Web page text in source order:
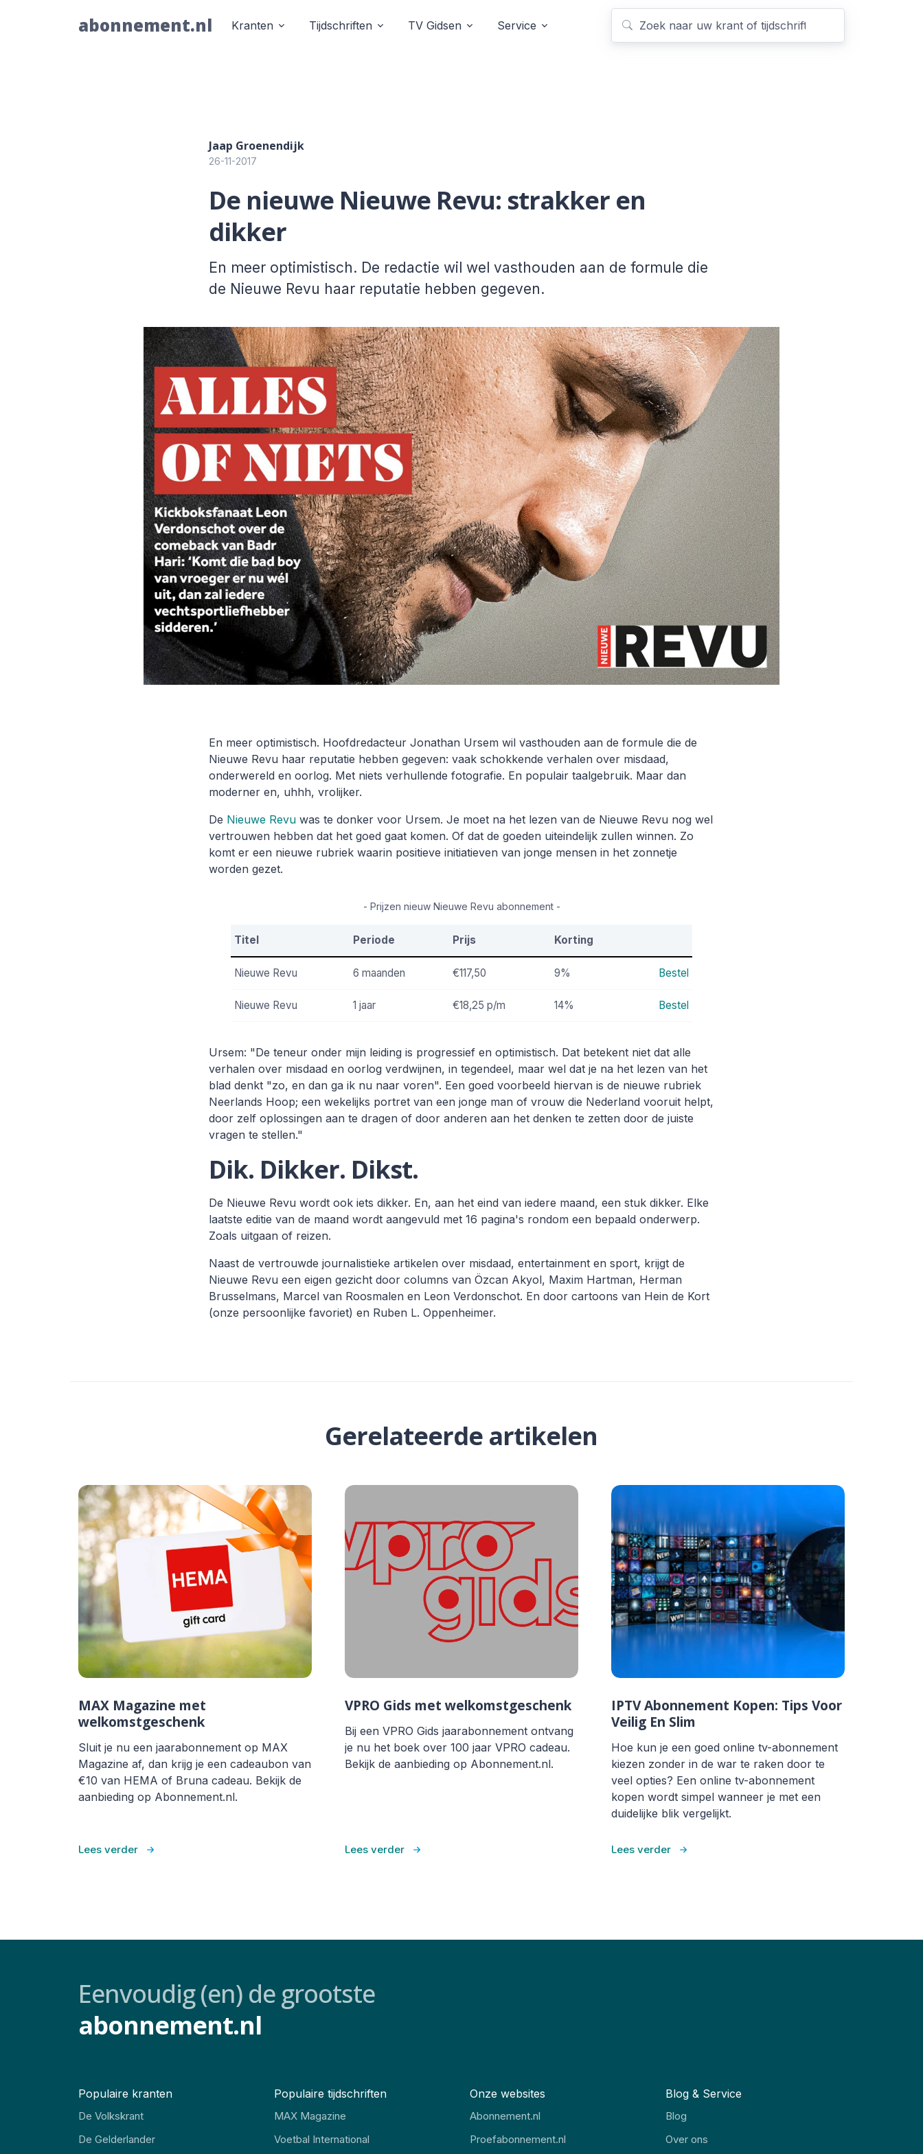
abonnement.nl Kranten Tijdschriften TV Gidsen Service
Jaap Groenendijk
26-11-2017
De nieuwe Nieuwe Revu: strakker en
dikker
En meer optimistisch. De redactie wil wel vasthouden aan de formule die
de Nieuwe Revu haar reputatie hebben gegeven.
En meer optimistisch. Hoofdredacteur Jonathan Ursem wil vasthouden aan de formule die de
Nieuwe Revu haar reputatie hebben gegeven: vaak schokkende verhalen over misdaad,
onderwereld en oorlog. Met niets verhullende fotografie. En populair taalgebruik. Maar dan
moderner en, uhhh, vrolijker.
De Nieuwe Revu was te donker voor Ursem. Je moet na het lezen van de Nieuwe Revu nog wel
vertrouwen hebben dat het goed gaat komen. Of dat de goeden uiteindelijk zullen winnen. Zo
komt er een nieuwe rubriek waarin positieve initiatieven van jonge mensen in het zonnetje
worden gezet.
- Prijzen nieuw Nieuwe Revu abonnement -
Titel Periode Prijs Korting
Nieuwe Revu 6 maanden €117,50 9% Bestel
Nieuwe Revu 1 jaar €18,25 p/m 14% Bestel
Ursem: "De teneur onder mijn leiding is progressief en optimistisch. Dat betekent niet dat alle
verhalen over misdaad en oorlog verdwijnen, in tegendeel, maar wel dat je na het lezen van het
blad denkt "zo, en dan ga ik nu naar voren". Een goed voorbeeld hiervan is de nieuwe rubriek
Neerlands Hoop; een wekelijks portret van een jonge man of vrouw die Nederland vooruit helpt,
door zelf oplossingen aan te dragen of door anderen aan het denken te zetten door de juiste
vragen te stellen."
Dik. Dikker. Dikst.
De Nieuwe Revu wordt ook iets dikker. En, aan het eind van iedere maand, een stuk dikker. Elke
laatste editie van de maand wordt aangevuld met 16 pagina's rondom een bepaald onderwerp.
Zoals uitgaan of reizen.
Naast de vertrouwde journalistieke artikelen over misdaad, entertainment en sport, krijgt de
Nieuwe Revu een eigen gezicht door columns van Özcan Akyol, Maxim Hartman, Herman
Brusselmans, Marcel van Roosmalen en Leon Verdonschot. En door cartoons van Hein de Kort
(onze persoonlijke favoriet) en Ruben L. Oppenheimer.
Gerelateerde artikelen
MAX Magazine met
welkomstgeschenk
Sluit je nu een jaarabonnement op MAX
Magazine af, dan krijg je een cadeaubon van
€10 van HEMA of Bruna cadeau. Bekijk de
aanbieding op Abonnement.nl.
Lees verder
VPRO Gids met welkomstgeschenk
Bij een VPRO Gids jaarabonnement ontvang
je nu het boek over 100 jaar VPRO cadeau.
Bekijk de aanbieding op Abonnement.nl.
Lees verder
IPTV Abonnement Kopen: Tips Voor
Veilig En Slim
Hoe kun je een goed online tv-abonnement
kiezen zonder in de war te raken door te
veel opties? Een online tv-abonnement
kopen wordt simpel wanneer je met een
duidelijke blik vergelijkt.
Lees verder
Eenvoudig (en) de grootste
abonnement.nl
Populaire kranten
De Volkskrant
De Gelderlander
Populaire tijdschriften
MAX Magazine
Voetbal International
Onze websites
Abonnement.nl
Proefabonnement.nl
Blog & Service
Blog
Over ons